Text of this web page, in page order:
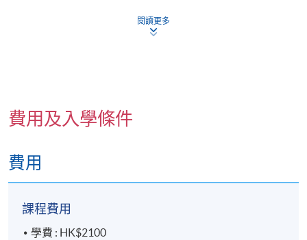
2026年10月17日 (星期六)
2026年10月17日(星期六)及10月24日 (星期六)
*1.5小時午膳
地點
香港大學專業進修學院港島沿線教學中心 (課室待定)
閱讀更多
費用及入學條件
費用
課程費用
學費 : HK$2100